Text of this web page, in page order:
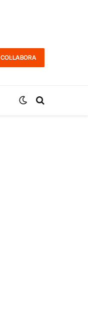
COL·LABORA